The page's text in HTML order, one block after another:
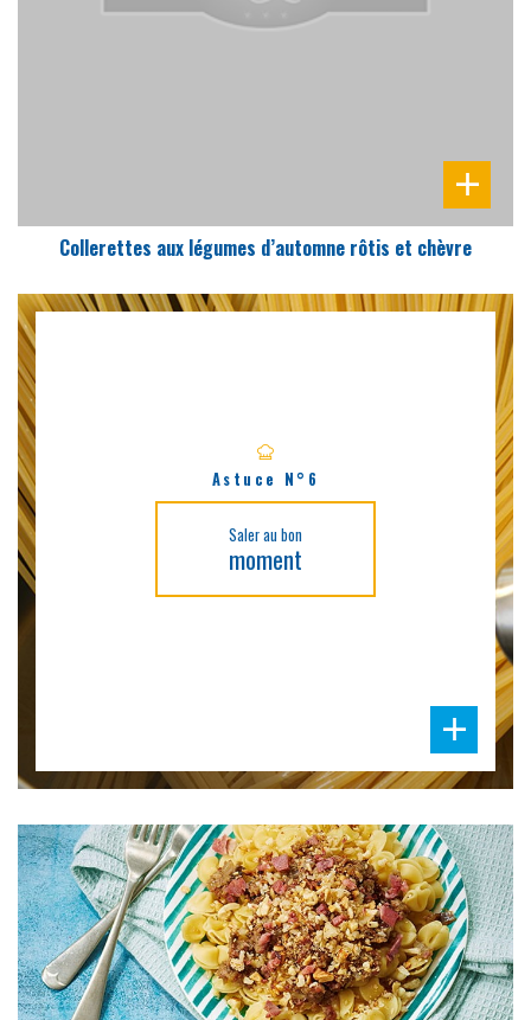
Collerettes aux légumes d’automne rôtis et chèvre
Astuce N°6
Saler au bon
moment
DIFFICULTÉ